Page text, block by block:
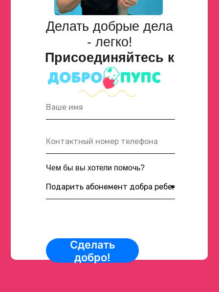
Делать добрые дела
- легко!
Присоединяйтесь к
Чем бы вы хотели помочь?
Сделать
добро!